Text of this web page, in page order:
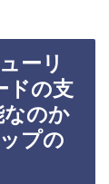
ーリ
ドの支
なのか
プの